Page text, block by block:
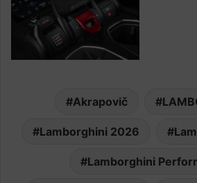
Akrapovič
Lamborghini 2026
Lamborghini